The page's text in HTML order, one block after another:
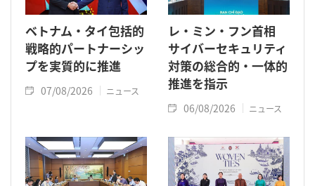
ベトナム・タイ包括的
戦略的パートナーシッ
プを実質的に推進
07/08/2026 ニュース
レ・ミン・フン首相
サイバーセキュリティ
対策の総合的・一体的
推進を指示
06/08/2026 ニュース